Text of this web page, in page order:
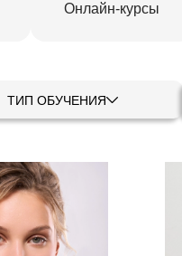
Онлайн-курсы
ТИП ОБУЧЕНИЯ